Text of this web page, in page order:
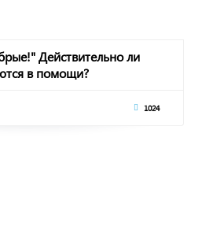
Действительно ли
в помощи?
1024